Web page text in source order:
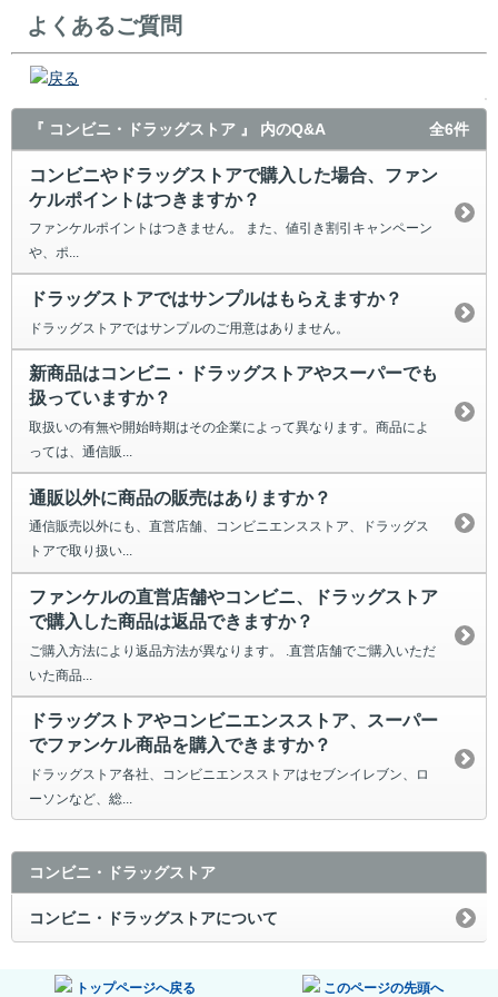
よくあるご質問
戻る
『 コンビニ・ドラッグストア 』 内のQ&A 全6件
コンビニやドラッグストアで購入した場合、ファン
ケルポイントはつきますか？
ファンケルポイントはつきません。 また、値引き割引キャンペーン
や、ポ...
ドラッグストアではサンプルはもらえますか？
ドラッグストアではサンプルのご用意はありません。
新商品はコンビニ・ドラッグストアやスーパーでも
扱っていますか？
取扱いの有無や開始時期はその企業によって異なります。商品によ
っては、通信販...
通販以外に商品の販売はありますか？
通信販売以外にも、直営店舗、コンビニエンスストア、ドラッグス
トアで取り扱い...
ファンケルの直営店舗やコンビニ、ドラッグストア
で購入した商品は返品できますか？
ご購入方法により返品方法が異なります。 .直営店舗でご購入いただ
いた商品...
ドラッグストアやコンビニエンスストア、スーパー
でファンケル商品を購入できますか？
ドラッグストア各社、コンビニエンスストアはセブンイレブン、ロ
ーソンなど、総...
コンビニ・ドラッグストア
コンビニ・ドラッグストアについて
トップページへ戻る このページの先頭へ